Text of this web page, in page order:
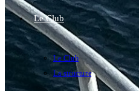
Le Club
Le Club
La structure